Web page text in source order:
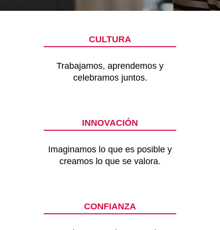
CULTURA
Trabajamos, aprendemos y
celebramos juntos.
INNOVACIÓN
Imaginamos lo que es posible y
creamos lo que se valora.
CONFIANZA